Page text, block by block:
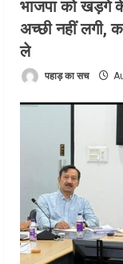
भाजपा को खड़गे
अच्छी नहीं लगी,
ले
पहाड़ का सच